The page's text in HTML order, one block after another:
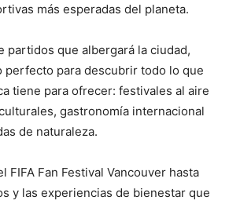
más esperadas del planeta.
partidos que albergará la ciudad,
perfecto para descubrir todo lo que
tiene para ofrecer: festivales al aire
gastronomía internacional
de naturaleza.
FIFA Fan Festival Vancouver hasta
y las experiencias de bienestar que